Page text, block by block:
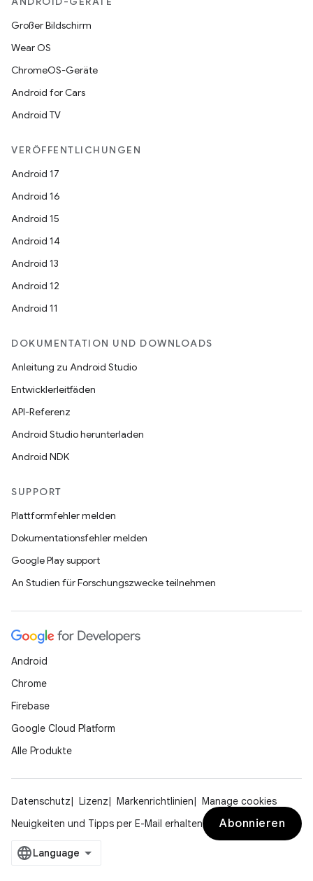
Großer Bildschirm
Wear OS
ChromeOS-Geräte
Android for Cars
Android TV
VERÖFFENTLICHUNGEN
Android 17
Android 16
Android 15
Android 14
Android 13
Android 12
Android 11
DOKUMENTATION UND DOWNLOADS
Anleitung zu Android Studio
Entwicklerleitfäden
API-Referenz
Android Studio herunterladen
Android NDK
SUPPORT
Plattformfehler melden
Dokumentationsfehler melden
Google Play support
An Studien für Forschungszwecke teilnehmen
Android
Chrome
Firebase
Google Cloud Platform
Alle Produkte
Datenschutz Lizenz Markenrichtlinien
Manage cookies
Neuigkeiten und Tipps per E-Mail erhalten
Abonnieren